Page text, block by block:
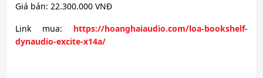
Giá bán: 22.300.000 VNĐ
Link mua: https://hoanghaiaudio.com/loa-bookshelf-
dynaudio-excite-x14a/